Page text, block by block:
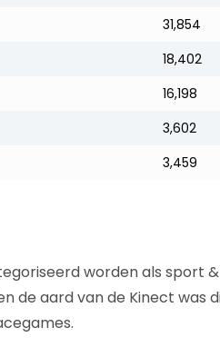
31,854
18,402
16,198
3,602
3,459
worden als sport
de aard van de Kinect was